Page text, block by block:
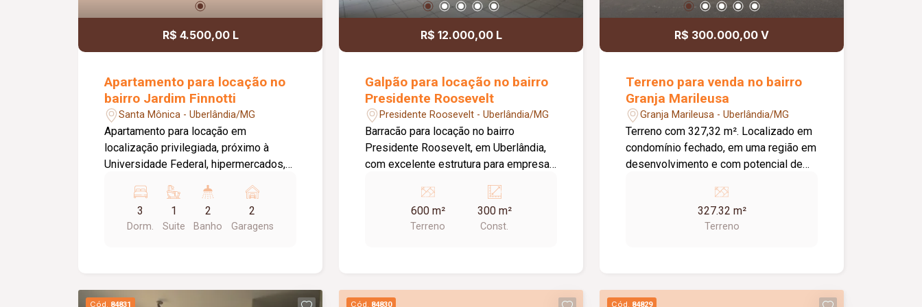
R$ 4.500,00 L
Apartamento para locação no
bairro Jardim Finnotti
Santa Mônica - Uberlândia/MG
Apartamento para locação em
localização privilegiada, próximo à
Universidade Federal, hipermercados,
serviços da região. O imóvel conta com
03 quartos, sendo 01 suíte ampla com
closet, oferecendo conforto e
excelente iluminação natural. Destaque
3
Dorm.
1
Suite
2
Banho
2
Garagens
R$ 12.000,00 L
Galpão para locação no bairro
Presidente Roosevelt
Presidente Roosevelt - Uberlândia/MG
Barracão para locação no bairro
Presidente Roosevelt, em Uberlândia,
com excelente estrutura para empresas
possui 600 m² de terreno e 300 m² de
área construída, distribuídos de forma
funcional para atender às necessidades
atividades comerciais, industriais,
600 m²
Terreno
300 m²
Const.
R$ 300.000,00 V
Terreno para venda no bairro
Granja Marileusa
Granja Marileusa - Uberlândia/MG
Terreno com 327,32 m². Localizado em
condomínio fechado, em uma região em
desenvolvimento e com potencial de
Terreno com boa área para construção;
Região em expansão e crescimento;
Excelente opção para construção
327.32 m²
Terreno
Cód. 84831 Cód. 84830 Cód. 84829